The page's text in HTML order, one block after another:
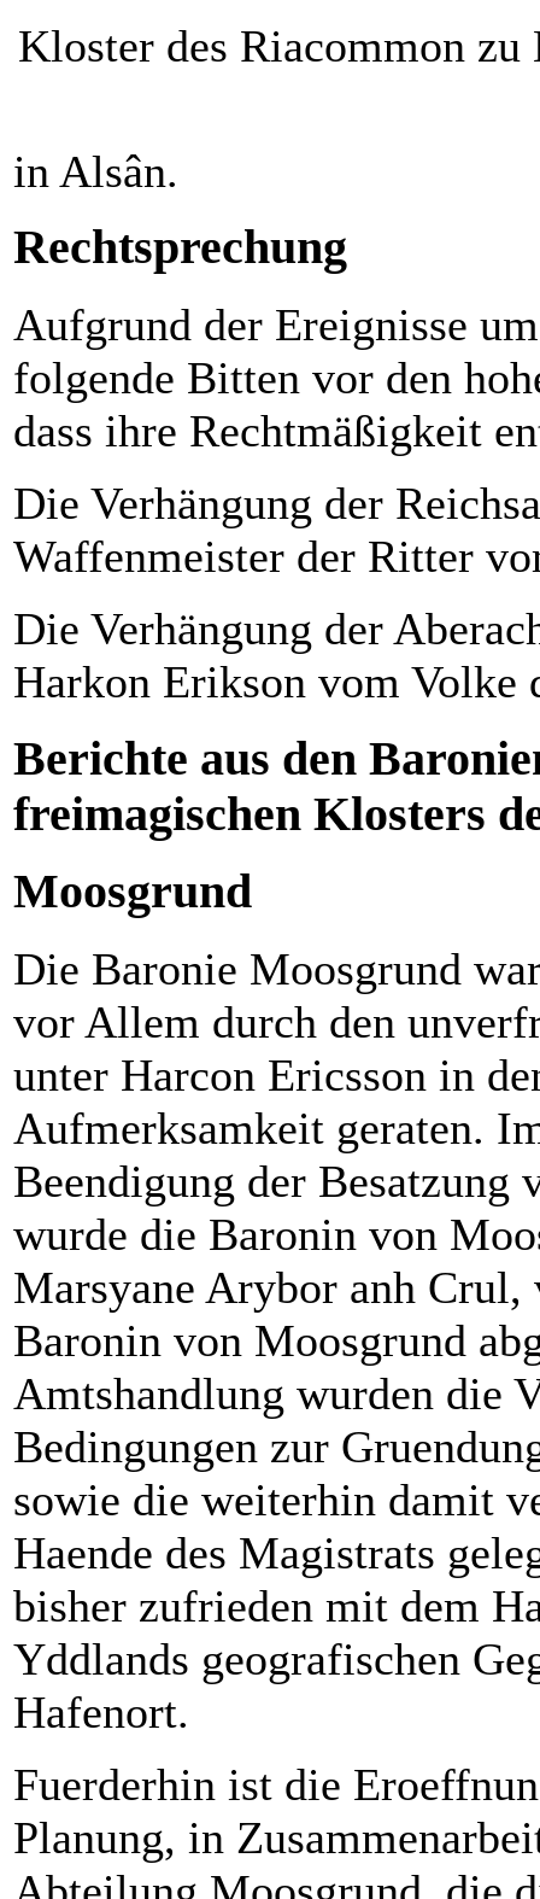
Kloster des Riacommon zu
in Alsân.
Rechtsprechung
Aufgrund der Ereignisse
folgende Bitten vor den
dass ihre Rechtmäßigkeit
Die Verhängung der
Waffenmeister der Ritter
Die Verhängung der
Harkon Erikson vom Volke
Berichte aus den
freimagischen Klosters
Moosgrund
Die Baronie Moosgrund
vor Allem durch den
unter Harcon Ericsson in
Aufmerksamkeit geraten.
Beendigung der
wurde die Baronin von
Marsyane Arybor anh Crul,
Baronin von Moosgrund
Amtshandlung wurden die
Bedingungen zur
sowie die weiterhin damit
Haende des Magistrats
bisher zufrieden mit dem
Yddlands geografischen
Hafenort.
Fuerderhin ist die
Planung, in